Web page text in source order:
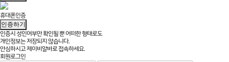
휴대폰인증
인증하기
인증시 성인여부만 확인될 뿐어떠한 형태로도
개인정보는 저장되지 않습니다.
안심하시고 제이비알바로 접속하세요.
회원로그인